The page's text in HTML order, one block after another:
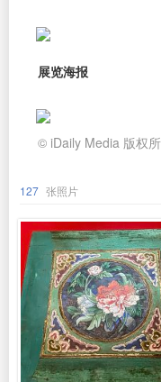
展览海报
© iDaily Media 版权
127 张照片